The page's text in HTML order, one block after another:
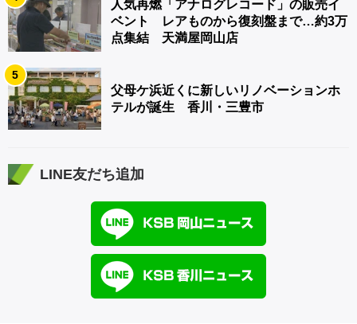
人気再燃「アナログレコード」の販売イ
ベント レアものから復刻盤まで…約3万
点集結 天満屋岡山店
5
父母ケ浜近くに新しいリノベーションホ
テルが誕生 香川・三豊市
LINE友だち追加